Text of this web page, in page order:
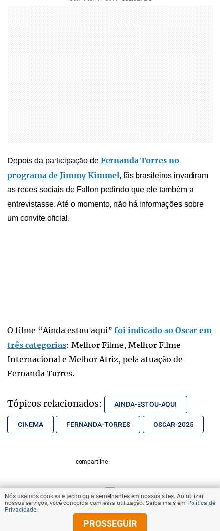
Depois da participação de Fernanda Torres no
programa de Jimmy Kimmel, fãs brasileiros invadiram
as redes sociais de Fallon pedindo que ele também a
entrevistasse. Até o momento, não há informações sobre
um convite oficial.
O filme “Ainda estou aqui” foi indicado ao Oscar em
três categorias: Melhor Filme, Melhor Filme
Internacional e Melhor Atriz, pela atuação de
Fernanda Torres.
Tópicos relacionados: AINDA-ESTOU-AQUI
CINEMA FERNANDA-TORRES OSCAR-2025
compartilhe
VOLTAR AO TOPO
© Copyright 2025 Diários Associados
Nós usamos cookies e tecnologia semelhantes em nossos sites. Ao utilizar
nossos serviços, você concorda com essa utilização. Saiba mais em Política de
Privacidade.
PROSSEGUIR